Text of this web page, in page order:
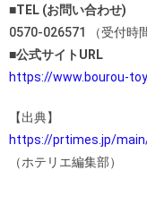
■TEL (お問い合わせ)
0570-026571 （受付時
■公式サイトURL
https://www.bourou-
【出典】
https://prtimes.jp/
（ホテリエ編集部）